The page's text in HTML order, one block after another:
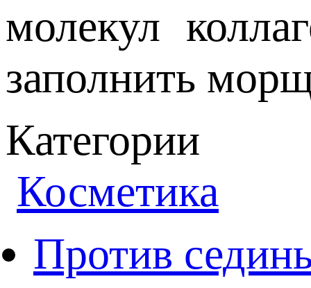
молекул
заполнить
Категории
Косметика
Против